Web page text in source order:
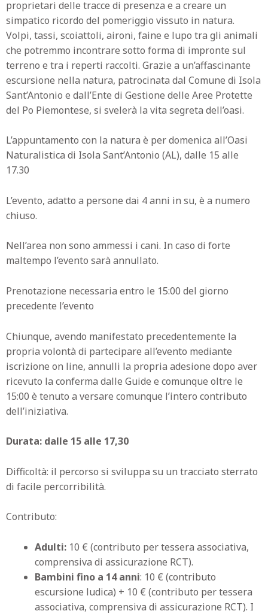
proprietari delle tracce di presenza e a creare un
simpatico ricordo del pomeriggio vissuto in natura.
Volpi, tassi, scoiattoli, aironi, faine e lupo tra gli animali
che potremmo incontrare sotto forma di impronte sul
terreno e tra i reperti raccolti. Grazie a un’affascinante
escursione nella natura, patrocinata dal Comune di Isola
Sant’Antonio e dall’Ente di Gestione delle Aree Protette
del Po Piemontese, si svelerà la vita segreta dell’oasi.
L’appuntamento con la natura è per domenica all’Oasi
Naturalistica di Isola Sant’Antonio (AL), dalle 15 alle
17.30
L’evento, adatto a persone dai 4 anni in su, è a numero
chiuso.
Nell’area non sono ammessi i cani. In caso di forte
maltempo l’evento sarà annullato.
Prenotazione necessaria entro le 15:00 del giorno
precedente l’evento
Chiunque, avendo manifestato precedentemente la
propria volontà di partecipare all’evento mediante
iscrizione on line, annulli la propria adesione dopo aver
ricevuto la conferma dalle Guide e comunque oltre le
15:00 è tenuto a versare comunque l’intero contributo
dell’iniziativa.
Durata: dalle 15 alle 17,30
Difficoltà: il percorso si sviluppa su un tracciato sterrato
di facile percorribilità.
Contributo:
Adulti: 10 € (contributo per tessera associativa,
comprensiva di assicurazione RCT).
Bambini fino a 14 anni: 10 € (contributo
escursione ludica) + 10 € (contributo per tessera
associativa, comprensiva di assicurazione RCT). I